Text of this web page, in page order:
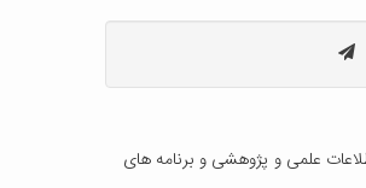
علمی و پژوهشی و برنامه های